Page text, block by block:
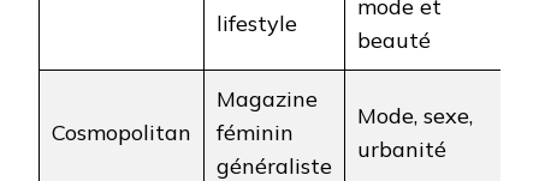
lifestyle
mode et
beauté
Cosmopolitan
Magazine
féminin
généraliste
Mode, sexe,
urbanité